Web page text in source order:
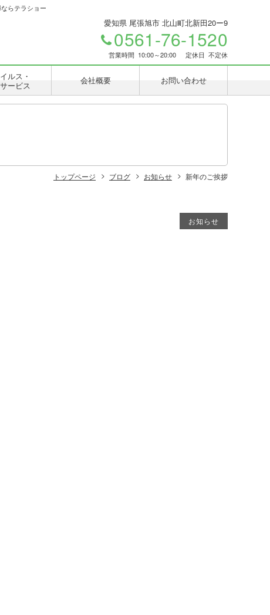
らテラショー
愛知県 尾張旭市 北山町北新田20ー9
0561-76-1520
営業時間 10:00～20:00 定休日 不定休
ルス・
ービス
会社概要 お問い合わせ
トップページ ブログ お知らせ 新年のご挨拶
お知らせ